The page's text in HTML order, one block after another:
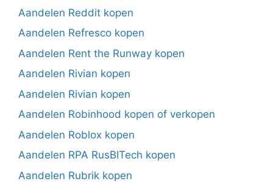
Aandelen Reddit kopen
Aandelen Refresco kopen
Aandelen Rent the Runway kopen
Aandelen Rivian kopen
Aandelen Rivian kopen
Aandelen Robinhood kopen of verkopen
Aandelen Roblox kopen
Aandelen RPA RusBITech kopen
Aandelen Rubrik kopen